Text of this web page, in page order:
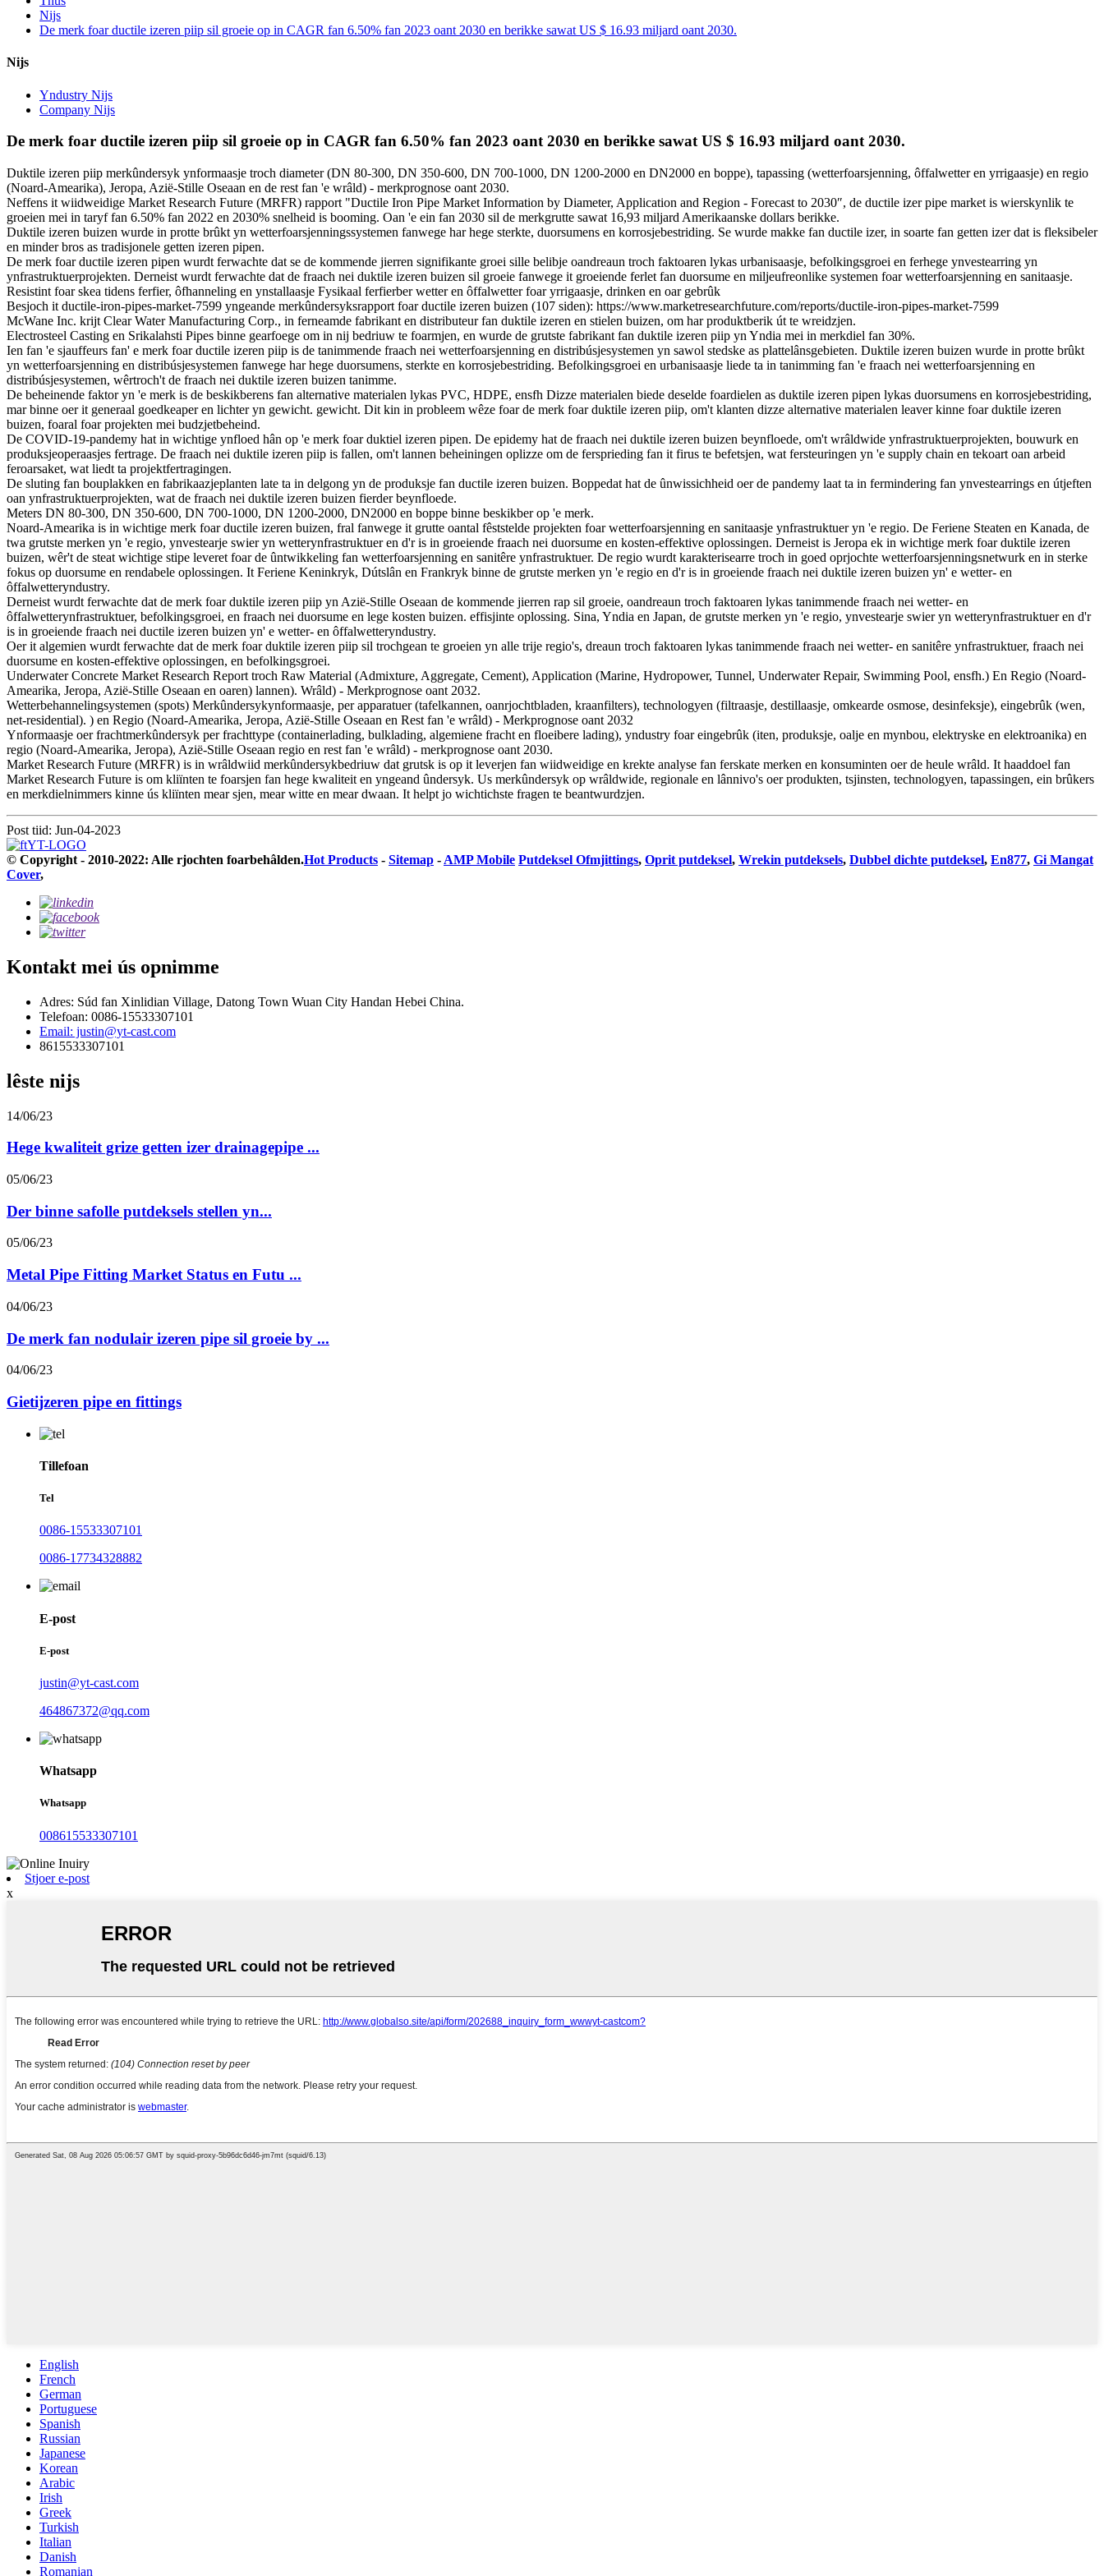
Nijs
De merk foar ductile izeren piip sil groeie op in CAGR fan 6.50% fan 2023 oant 2030 en berikke sawat US $ 16.93 miljard oant 2030.
Nijs
Yndustry Nijs
Company Nijs
De merk foar ductile izeren piip sil groeie op in CAGR fan 6.50% fan 2023 oant 2030 en berikke sawat US $ 16.93 miljard oant 2030.
Duktile izeren piip merkûndersyk ynformaasje troch diameter (DN 80-300, DN 350-600, DN 700-1000, DN 1200-2000 en DN2000 en boppe), tapassing (wetterfoarsjenning, ôffalwetter en yrrigaasje) en regio
(Noard-Amearika), Jeropa, Azië-Stille Oseaan en de rest fan 'e wrâld) - merkprognose oant 2030.
Neffens it wiidweidige Market Research Future (MRFR) rapport "Ductile Iron Pipe Market Information by Diameter, Application and Region - Forecast to 2030″, de ductile izer pipe market is wierskynlik te
groeien mei in taryf fan 6.50% fan 2022 en 2030% snelheid is booming. Oan 'e ein fan 2030 sil de merkgrutte sawat 16,93 miljard Amerikaanske dollars berikke.
Duktile izeren buizen wurde in protte brûkt yn wetterfoarsjenningssystemen fanwege har hege sterkte, duorsumens en korrosjebestriding. Se wurde makke fan ductile izer, in soarte fan getten izer dat is fleksibeler
en minder bros as tradisjonele getten izeren pipen.
De merk foar ductile izeren pipen wurdt ferwachte dat se de kommende jierren signifikante groei sille belibje oandreaun troch faktoaren lykas urbanisaasje, befolkingsgroei en ferhege ynvestearring yn
ynfrastruktuerprojekten. Derneist wurdt ferwachte dat de fraach nei duktile izeren buizen sil groeie fanwege it groeiende ferlet fan duorsume en miljeufreonlike systemen foar wetterfoarsjenning en sanitaasje.
Resistint foar skea tidens ferfier, ôfhanneling en ynstallaasje Fysikaal ferfierber wetter en ôffalwetter foar yrrigaasje, drinken en oar gebrûk
Besjoch it ductile-iron-pipes-market-7599 yngeande merkûndersyksrapport foar ductile izeren buizen (107 siden): https://www.marketresearchfuture.com/reports/ductile-iron-pipes-market-7599
McWane Inc. krijt Clear Water Manufacturing Corp., in ferneamde fabrikant en distributeur fan duktile izeren en stielen buizen, om har produktberik út te wreidzjen.
Electrosteel Casting en Srikalahsti Pipes binne gearfoege om in nij bedriuw te foarmjen, en wurde de grutste fabrikant fan duktile izeren piip yn Yndia mei in merkdiel fan 30%.
Ien fan 'e sjauffeurs fan' e merk foar ductile izeren piip is de tanimmende fraach nei wetterfoarsjenning en distribúsjesystemen yn sawol stedske as plattelânsgebieten. Duktile izeren buizen wurde in protte brûkt
yn wetterfoarsjenning en distribúsjesystemen fanwege har hege duorsumens, sterkte en korrosjebestriding. Befolkingsgroei en urbanisaasje liede ta in tanimming fan 'e fraach nei wetterfoarsjenning en
distribúsjesystemen, wêrtroch't de fraach nei duktile izeren buizen tanimme.
De beheinende faktor yn 'e merk is de beskikberens fan alternative materialen lykas PVC, HDPE, ensfh Dizze materialen biede deselde foardielen as duktile izeren pipen lykas duorsumens en korrosjebestriding,
mar binne oer it generaal goedkeaper en lichter yn gewicht. gewicht. Dit kin in probleem wêze foar de merk foar duktile izeren piip, om't klanten dizze alternative materialen leaver kinne foar duktile izeren
buizen, foaral foar projekten mei budzjetbeheind.
De COVID-19-pandemy hat in wichtige ynfloed hân op 'e merk foar duktiel izeren pipen. De epidemy hat de fraach nei duktile izeren buizen beynfloede, om't wrâldwide ynfrastruktuerprojekten, bouwurk en
produksjeoperaasjes fertrage. De fraach nei duktile izeren piip is fallen, om't lannen beheiningen oplizze om de fersprieding fan it firus te befetsjen, wat fersteuringen yn 'e supply chain en tekoart oan arbeid
feroarsaket, wat liedt ta projektfertragingen.
De sluting fan bouplakken en fabrikaazjeplanten late ta in delgong yn de produksje fan ductile izeren buizen. Boppedat hat de ûnwissichheid oer de pandemy laat ta in fermindering fan ynvestearrings en útjeften
oan ynfrastruktuerprojekten, wat de fraach nei duktile izeren buizen fierder beynfloede.
Meters DN 80-300, DN 350-600, DN 700-1000, DN 1200-2000, DN2000 en boppe binne beskikber op 'e merk.
Noard-Amearika is in wichtige merk foar ductile izeren buizen, fral fanwege it grutte oantal fêststelde projekten foar wetterfoarsjenning en sanitaasje ynfrastruktuer yn 'e regio. De Feriene Steaten en Kanada, de
twa grutste merken yn 'e regio, ynvestearje swier yn wetterynfrastruktuer en d'r is in groeiende fraach nei duorsume en kosten-effektive oplossingen. Derneist is Jeropa ek in wichtige merk foar duktile izeren
buizen, wêr't de steat wichtige stipe leveret foar de ûntwikkeling fan wetterfoarsjenning en sanitêre ynfrastruktuer. De regio wurdt karakterisearre troch in goed oprjochte wetterfoarsjenningsnetwurk en in sterke
fokus op duorsume en rendabele oplossingen. It Feriene Keninkryk, Dútslân en Frankryk binne de grutste merken yn 'e regio en d'r is in groeiende fraach nei duktile izeren buizen yn' e wetter- en
ôffalwetteryndustry.
Derneist wurdt ferwachte dat de merk foar duktile izeren piip yn Azië-Stille Oseaan de kommende jierren rap sil groeie, oandreaun troch faktoaren lykas tanimmende fraach nei wetter- en
ôffalwetterynfrastruktuer, befolkingsgroei, en fraach nei duorsume en lege kosten buizen. effisjinte oplossing. Sina, Yndia en Japan, de grutste merken yn 'e regio, ynvestearje swier yn wetterynfrastruktuer en d'r
is in groeiende fraach nei ductile izeren buizen yn' e wetter- en ôffalwetteryndustry.
Oer it algemien wurdt ferwachte dat de merk foar duktile izeren piip sil trochgean te groeien yn alle trije regio's, dreaun troch faktoaren lykas tanimmende fraach nei wetter- en sanitêre ynfrastruktuer, fraach nei
duorsume en kosten-effektive oplossingen, en befolkingsgroei.
Underwater Concrete Market Research Report troch Raw Material (Admixture, Aggregate, Cement), Application (Marine, Hydropower, Tunnel, Underwater Repair, Swimming Pool, ensfh.) En Regio (Noard-
Amearika, Jeropa, Azië-Stille Oseaan en oaren) lannen). Wrâld) - Merkprognose oant 2032.
Wetterbehannelingsystemen (spots) Merkûndersykynformaasje, per apparatuer (tafelkannen, oanrjochtbladen, kraanfilters), technologyen (filtraasje, destillaasje, omkearde osmose, desinfeksje), eingebrûk (wen,
net-residential). ) en Regio (Noard-Amearika, Jeropa, Azië-Stille Oseaan en Rest fan 'e wrâld) - Merkprognose oant 2032
Ynformaasje oer frachtmerkûndersyk per frachttype (containerlading, bulklading, algemiene fracht en floeibere lading), yndustry foar eingebrûk (iten, produksje, oalje en mynbou, elektryske en elektroanika) en
regio (Noard-Amearika, Jeropa), Azië-Stille Oseaan regio en rest fan 'e wrâld) - merkprognose oant 2030.
Market Research Future (MRFR) is in wrâldwiid merkûndersykbedriuw dat grutsk is op it leverjen fan wiidweidige en krekte analyse fan ferskate merken en konsuminten oer de heule wrâld. It haaddoel fan
Market Research Future is om kliïnten te foarsjen fan hege kwaliteit en yngeand ûndersyk. Us merkûndersyk op wrâldwide, regionale en lânnivo's oer produkten, tsjinsten, technologyen, tapassingen, ein brûkers
en merkdielnimmers kinne ús kliïnten mear sjen, mear witte en mear dwaan. It helpt jo wichtichste fragen te beantwurdzjen.
Post tiid: Jun-04-2023
© Copyright - 2010-2022: Alle rjochten foarbehâlden.Hot Products - Sitemap - AMP Mobile Putdeksel Ofmjittings, Oprit putdeksel, Wrekin putdeksels, Dubbel dichte putdeksel, En877, Gi Mangat
Cover,
Kontakt mei ús opnimme
Adres: Súd fan Xinlidian Village, Datong Town Wuan City Handan Hebei China.
Telefoan: 0086-15533307101
Email: justin@yt-cast.com
8615533307101
lêste nijs
14/06/23
Hege kwaliteit grize getten izer drainagepipe ...
05/06/23
Der binne safolle putdeksels stellen yn...
05/06/23
Metal Pipe Fitting Market Status en Futu ...
04/06/23
De merk fan nodulair izeren pipe sil groeie by ...
04/06/23
Gietijzeren pipe en fittings
Tillefoan
Tel
0086-15533307101
0086-17734328882
E-post
E-post
justin@yt-cast.com
464867372@qq.com
Whatsapp
Whatsapp
008615533307101
Stjoer e-post
x
English
French
German
Portuguese
Spanish
Russian
Japanese
Korean
Arabic
Irish
Greek
Turkish
Italian
Danish
Romanian